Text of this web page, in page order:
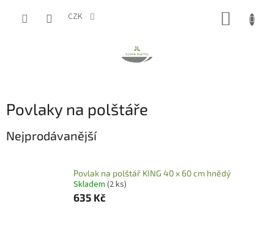
CZK
Povlaky na polštáře
Nejprodávanější
Povlak na polštář KING 40 x 60 cm hnědý
Skladem (2 ks)
635 Kč